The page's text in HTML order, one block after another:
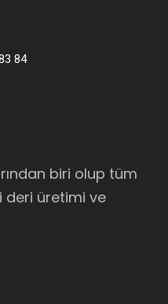
biri olup tüm
deri üretimi ve
84